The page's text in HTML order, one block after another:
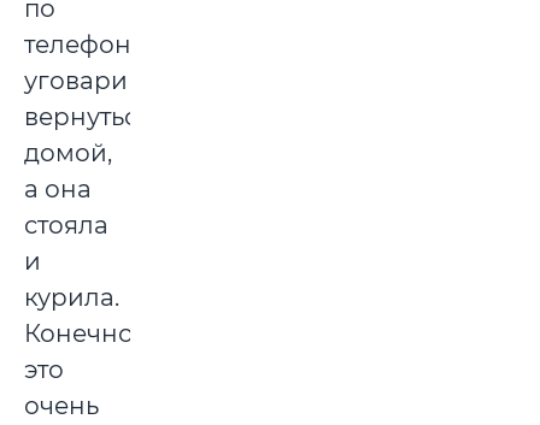
по
телефону
уговаривал
вернуться
домой,
а она
стояла
и
курила.
Конечно,
это
очень